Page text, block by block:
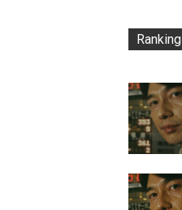
Ranking